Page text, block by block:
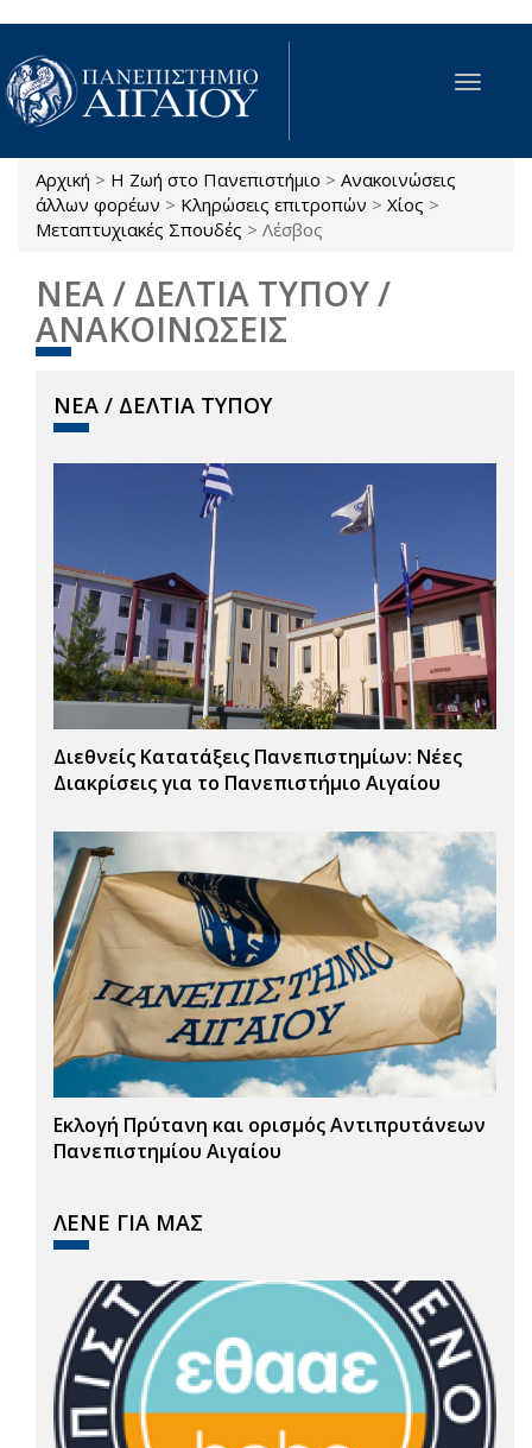
Παράκαμψη προς το κυρίως περιεχόμενο
Toggle
Είστε εδώ
Αρχική > Η Ζωή στο Πανεπιστήμιο > Ανακοινώσεις
άλλων φορέων > Κληρώσεις επιτροπών > Χίος >
Μεταπτυχιακές Σπουδές > Λέσβος
ΝΕΑ / ΔΕΛΤΙΑ ΤΥΠΟΥ /
ΑΝΑΚΟΙΝΩΣΕΙΣ
ΝΕΑ / ΔΕΛΤΙΑ ΤΥΠΟΥ
Διεθνείς Κατατάξεις Πανεπιστημίων: Νέες
Διακρίσεις για το Πανεπιστήμιο Αιγαίου
Εκλογή Πρύτανη και ορισμός Αντιπρυτάνεων
Πανεπιστημίου Αιγαίου
ΛΕΝΕ ΓΙΑ ΜΑΣ